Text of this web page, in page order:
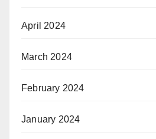
April 2024
March 2024
February 2024
January 2024